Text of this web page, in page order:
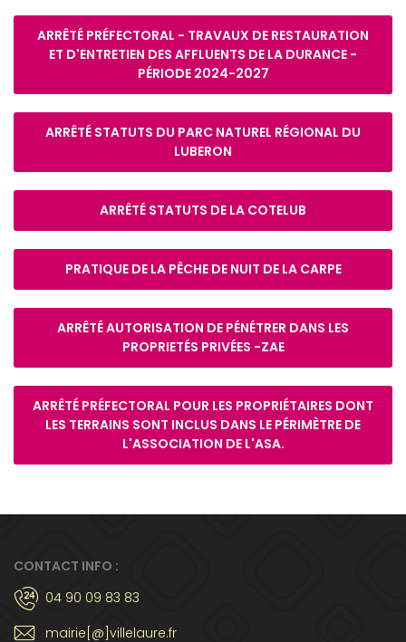
ARRÊTÉ PRÉFECTORAL - TRAVAUX DE RESTAURATION
ET D'ENTRETIEN DES AFFLUENTS DE LA DURANCE -
PÉRIODE 2024-2027
ARRÊTÉ STATUTS DU PARC NATUREL RÉGIONAL DU
LUBERON
ARRÊTÉ STATUTS DE LA COTELUB
PRATIQUE DE LA PÊCHE DE NUIT DE LA CARPE
ARRÊTÉ AUTORISATION DE PÉNÉTRER DANS LES
PROPRIETÉS PRIVÉES -ZAE
ARRÊTÉ PRÉFECTORAL POUR LES PROPRIÉTAIRES DONT
LES TERRAINS SONT INCLUS DANS LE PÉRIMÈTRE DE
L'ASSOCIATION DE L'ASA.
CONTACT INFO :
04 90 09 83 83
mairie[@]villelaure.fr